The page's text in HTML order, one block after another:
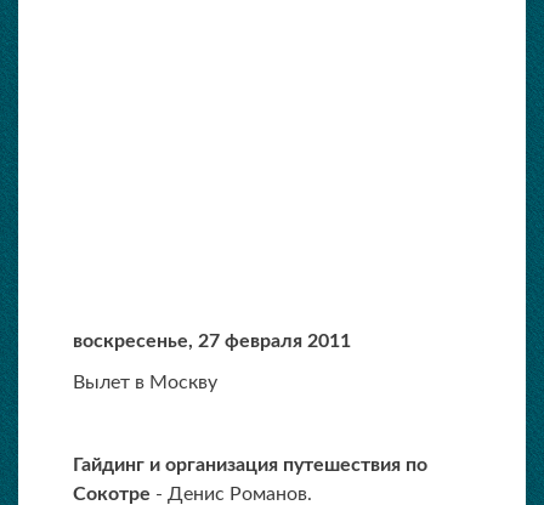
воскресенье, 27 февраля 2011
Вылет в Москву
Гайдинг и организация путешествия по
Сокотре - Денис Романов.